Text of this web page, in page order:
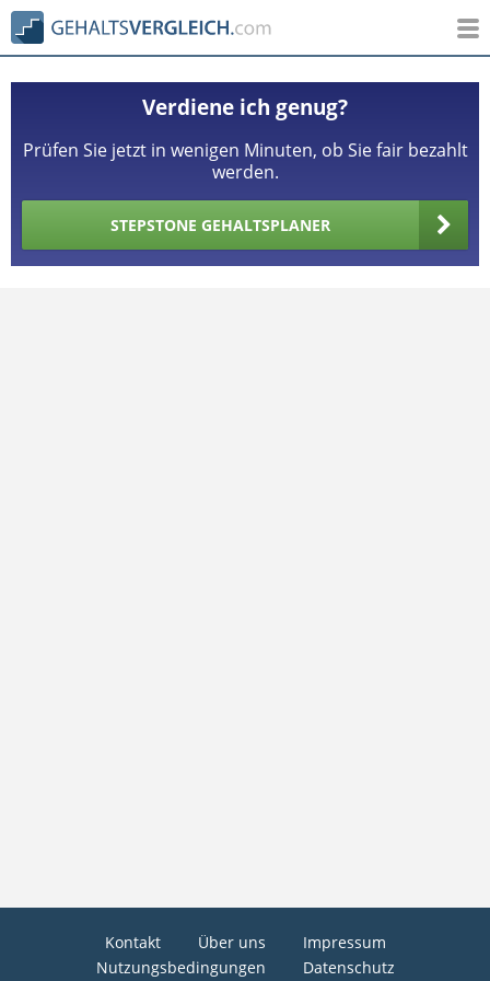
Verdiene ich genug?
Prüfen Sie jetzt in wenigen Minuten, ob Sie fair bezahlt
werden.
STEPSTONE GEHALTSPLANER
Kontakt Über uns
Impressum
Nutzungsbedingungen
Datenschutz